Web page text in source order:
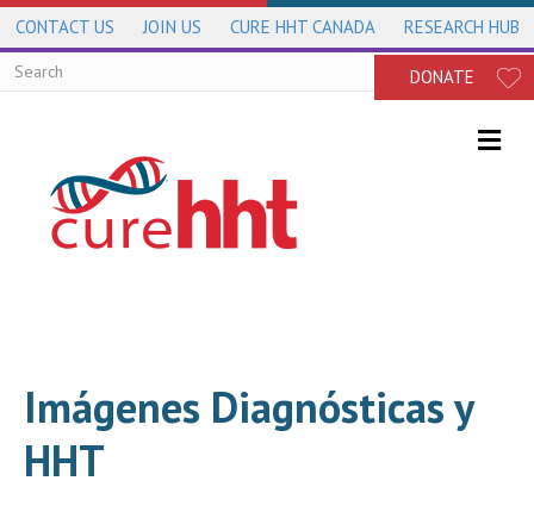
CONTACT US JOIN US CURE HHT CANADA RESEARCH HUB
DONATE
Imágenes Diagnósticas y
HHT